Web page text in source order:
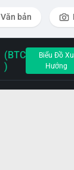
Văn bản
(BTC
)
Biểu Đồ Xu
Hướng